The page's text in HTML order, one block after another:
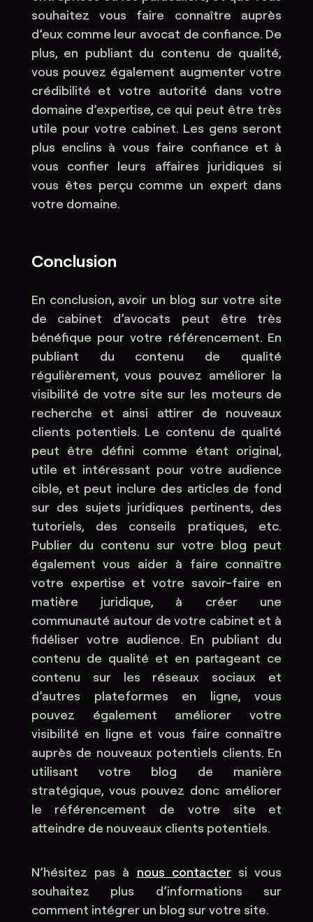
souhaitez vous faire connaître auprès
d’eux comme leur avocat de confiance. De
plus, en publiant du contenu de qualité,
vous pouvez également augmenter votre
crédibilité et votre autorité dans votre
domaine d’expertise, ce qui peut être très
utile pour votre cabinet. Les gens seront
plus enclins à vous faire confiance et à
vous confier leurs affaires juridiques si
vous êtes perçu comme un expert dans
votre domaine.
Conclusion
En conclusion, avoir un blog sur votre site
de cabinet d’avocats peut être très
bénéfique pour votre référencement. En
publiant du contenu de qualité
régulièrement, vous pouvez améliorer la
visibilité de votre site sur les moteurs de
recherche et ainsi attirer de nouveaux
clients potentiels. Le contenu de qualité
peut être défini comme étant original,
utile et intéressant pour votre audience
cible, et peut inclure des articles de fond
sur des sujets juridiques pertinents, des
tutoriels, des conseils pratiques, etc.
Publier du contenu sur votre blog peut
également vous aider à faire connaître
votre expertise et votre savoir-faire en
matière juridique, à créer une
communauté autour de votre cabinet et à
fidéliser votre audience. En publiant du
contenu de qualité et en partageant ce
contenu sur les réseaux sociaux et
d’autres plateformes en ligne, vous
pouvez également améliorer votre
visibilité en ligne et vous faire connaître
auprès de nouveaux potentiels clients. En
utilisant votre blog de manière
stratégique, vous pouvez donc améliorer
le référencement de votre site et
atteindre de nouveaux clients potentiels.
N’hésitez pas à nous contactersi vous
souhaitez plus d’informations sur
comment intégrer un blog sur votre site.